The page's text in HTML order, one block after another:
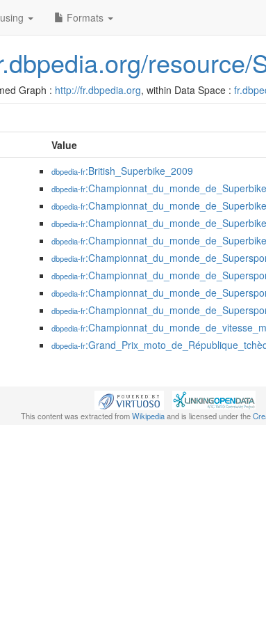
Formats
resource/
Graph : http://fr.dbpedia.org, within Data Space :
Value
dbpedia-fr:British_Superbike_2009
dbpedia-fr
dbpedia-fr
dbpedia-fr
dbpedia-fr
dbpedia-fr
dbpedia-fr
dbpedia-fr
dbpedia-fr
dbpedia-fr
dbpedia-fr
This content was extracted fromWikipediaand is licensed under the